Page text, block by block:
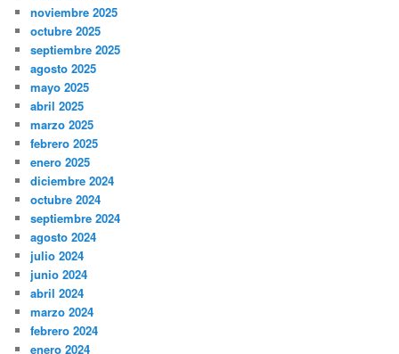
noviembre 2025
octubre 2025
septiembre 2025
agosto 2025
mayo 2025
abril 2025
marzo 2025
febrero 2025
enero 2025
diciembre 2024
octubre 2024
septiembre 2024
agosto 2024
julio 2024
junio 2024
abril 2024
marzo 2024
febrero 2024
enero 2024